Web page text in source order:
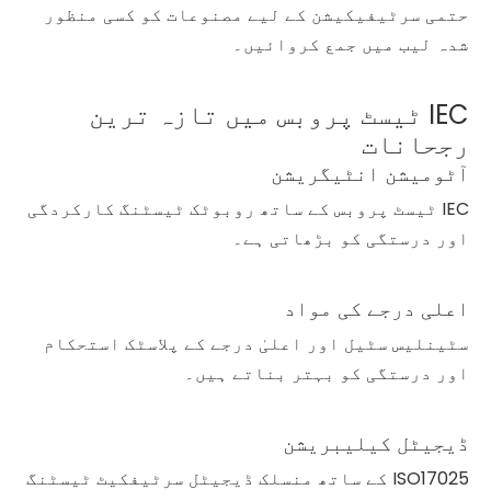
حتمی سرٹیفیکیشن کے لیے مصنوعات کو کسی منظور
شدہ لیب میں جمع کروائیں۔
IEC ٹیسٹ پروبس میں تازہ ترین
رجحانات
آٹومیشن انٹیگریشن
IEC ٹیسٹ پروبس کے ساتھ روبوٹک ٹیسٹنگ کارکردگی
اور درستگی کو بڑھاتی ہے۔
اعلی درجے کی مواد
سٹینلیس سٹیل اور اعلیٰ درجے کے پلاسٹک استحکام
اور درستگی کو بہتر بناتے ہیں۔
ڈیجیٹل کیلیبریشن
ISO17025 کے ساتھ منسلک ڈیجیٹل سرٹیفکیٹ ٹیسٹنگ